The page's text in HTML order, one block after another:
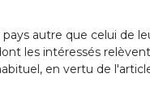
autre que celui de
les intéressés
en vertu de